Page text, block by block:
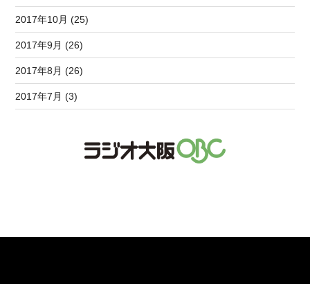
2017年10月 (25)
2017年9月 (26)
2017年8月 (26)
2017年7月 (3)